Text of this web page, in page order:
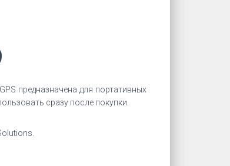
предназначена для портативных
сразу после покупки.